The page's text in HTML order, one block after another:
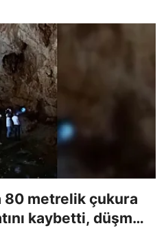
80 metrelik çukura
kaybetti, düşme